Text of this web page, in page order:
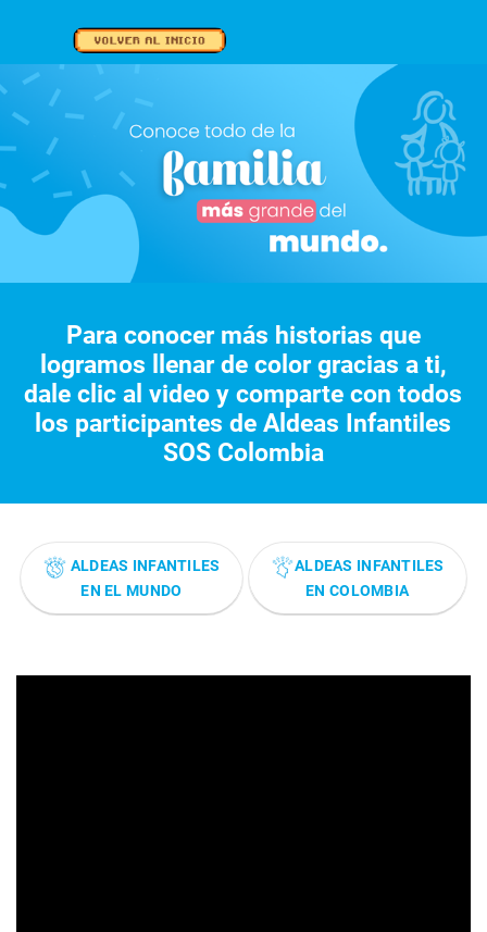
Para conocer más historias que
logramos llenar de color gracias a ti,
dale clic al video y comparte con todos
los participantes de Aldeas Infantiles
SOS Colombia
ALDEAS INFANTILES
EN EL MUNDO
ALDEAS INFANTILES
EN COLOMBIA